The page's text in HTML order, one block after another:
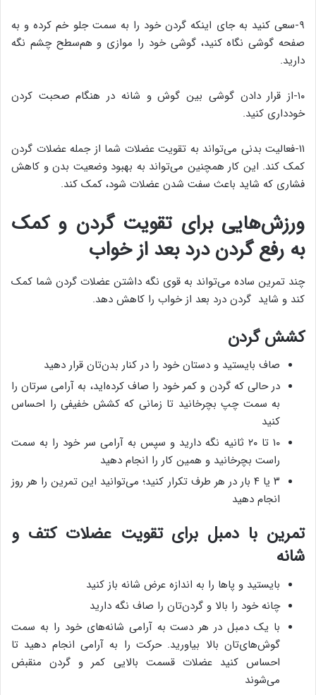
۹-سعی کنید به جای اینکه گردن خود را به سمت جلو خم کرده و به
صفحه گوشی نگاه کنید، گوشی خود را موازی و هم‌سطح چشم نگه
دارید.
۱۰-از قرار دادن گوشی بین گوش و شانه در هنگام صحبت کردن
خودداری کنید.
۱۱-فعالیت بدنی می‌تواند به تقویت عضلات شما از جمله عضلات گردن
کمک کند. این کار همچنین می‌تواند به بهبود وضعیت بدن و کاهش
فشاری که شاید باعث سفت شدن عضلات شود، کمک کند.
ورزش‌هایی برای تقویت گردن و کمک
به رفع گردن درد بعد از خواب
چند تمرین ساده می‌تواند به قوی نگه داشتن عضلات گردن شما کمک
کند و شاید گردن درد بعد از خواب را کاهش دهد.
کشش گردن
صاف بایستید و دستان خود را در کنار بدن‌تان قرار دهید
در حالی که گردن و کمر خود را صاف کرده‌اید، به آرامی سرتان را
به سمت چپ بچرخانید تا زمانی که کشش خفیفی را احساس
کنید
۱۰ تا ۲۰ ثانیه نگه دارید و سپس به آرامی سر خود را به سمت
راست بچرخانید و همین کار را انجام دهید
۳ یا ۴ بار در هر طرف تکرار کنید؛ می‌توانید این تمرین را هر روز
انجام دهید
تمرین با دمبل برای تقویت عضلات کتف و
شانه
بایستید و پاها را به اندازه عرض شانه باز کنید
چانه خود را بالا و گردن‌تان را صاف نگه دارید
با یک دمبل در هر دست به آرامی شانه‌های خود را به سمت
گوش‌های‌تان بالا بیاورید. حرکت را به آرامی انجام دهید تا
احساس کنید عضلات قسمت بالایی کمر و گردن منقبض
می‌شوند